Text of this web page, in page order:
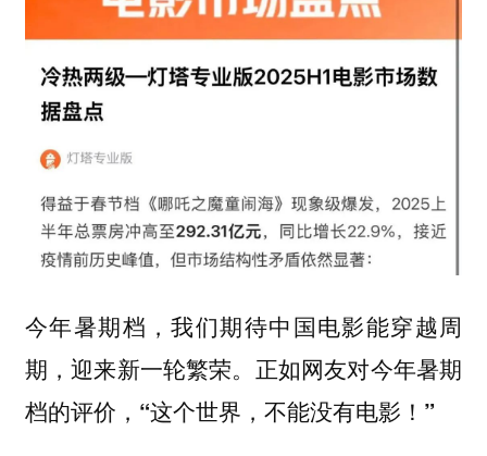
今年暑期档，我们期待中国电影能穿越周
期，迎来新一轮繁荣。 正如网友对今年暑期
档的评价，“这个世界，不能没有电影！”